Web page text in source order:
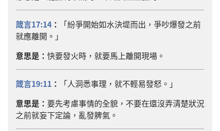
箴言17:14 ：
「紛爭開始如水決堤而出，爭吵爆發之前
就應離開。」
意思是： 快要發火時，就要馬上離開現場。
箴言19:11 ：
「人洞悉事理，就不輕易發怒。」
意思是： 要先考慮事情的全貌，不要在還沒弄清楚狀況
之前就妄下定論，亂發脾氣。